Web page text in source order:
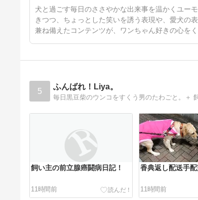
9日前
犬と過ごす毎日のささやかな出来事を温かくユー
きつつ、ちょっとした笑いを誘う表現や、愛犬の
兼ね備えたコンテンツが、ワンちゃん好きの心をく
5 ふんばれ！Liya。
毎日黒豆柴のウンコをすくう男のたわごと。＋
飼い主の前立腺癌闘病日記！
11時間前
香典返し配送手配
11時間前